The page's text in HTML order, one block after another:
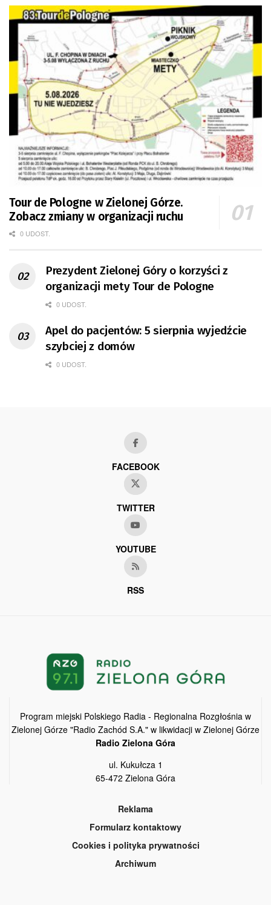
Tour de Pologne w Zielonej Górze.
Zobacz zmiany w organizacji ruchu
0 UDOST.
Prezydent Zielonej Góry o korzyści z
organizacji mety Tour de Pologne
0 UDOST.
Apel do pacjentów: 5 sierpnia wyjedźcie
szybciej z domów
0 UDOST.
FACEBOOK
TWITTER
YOUTUBE
RSS
Program miejski Polskiego Radia - Regionalna Rozgłośnia w
Zielonej Górze "Radio Zachód S.A." w likwidacji w Zielonej Górze
Radio Zielona Góra
ul. Kukułcza 1
65-472 Zielona Góra
Reklama
Formularz kontaktowy
Cookies i polityka prywatności
Archiwum